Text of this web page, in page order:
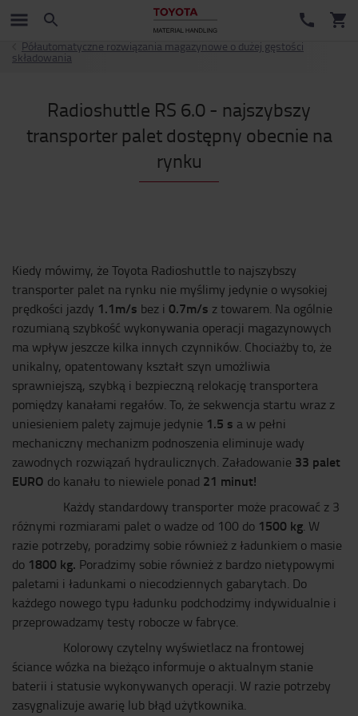
Półautomatyczne rozwiązania magazynowe o dużej gęstości
składowania
Radioshuttle RS 6.0 - najszybszy
transporter palet dostępny obecnie na
rynku
Kiedy mówimy, że Toyota Radioshuttle to najszybszy
transporter palet na rynku nie myślimy jedynie o wysokiej
prędkości jazdy 1.1m/s bez i 0.7m/s z towarem. Na ogólnie
rozumianą szybkość wykonywania operacji magazynowych
ma wpływ jeszcze kilka innych czynników. Chociażby to, że
unikalny, opatentowany kształt szyn umożliwia
sprawniejszą, szybką i bezpieczną relokację transportera
pomiędzy kanałami regałów. To, że sekwencja startu wraz z
uniesieniem palety zajmuje jedynie 1.5 s a w pełni
mechaniczny mechanizm podnoszenia eliminuje wady
zawodnych rozwiązań hydraulicznych. Załadowanie 33 palet
EURO do kanału to niewiele ponad 21 minut!
Każdy standardowy transporter może pracować z 3
różnymi rozmiarami palet o wadze od 100 do 1500 kg. W
razie potrzeby, poradzimy sobie również z ładunkiem o masie
do 1800 kg. Poradzimy sobie również z bardzo nietypowymi
paletami i ładunkami o niecodziennych gabarytach. Do
każdego nowego typu ładunku podchodzimy indywidualnie i
przeprowadzamy testy robocze w fabryce.
Kolorowy czytelny wyświetlacz na frontowej
ściance wózka na bieżąco informuje o aktualnym stanie
baterii i statusie wykonywanych operacji. W razie potrzeby
zasygnalizuje awarię lub błąd użytkownika.